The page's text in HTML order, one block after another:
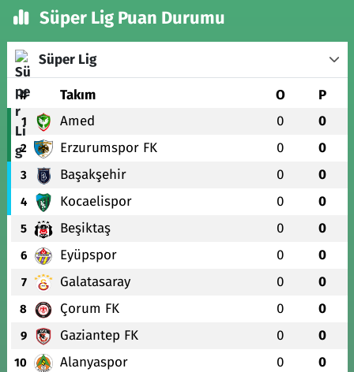
Süper Lig Puan Durumu
Süper Lig
# Takım O P
1 Amed 0 0
2 Erzurumspor FK 0 0
3 Başakşehir 0 0
4 Kocaelispor 0 0
5 Beşiktaş 0 0
6 Eyüpspor 0 0
7 Galatasaray 0 0
8 Çorum FK 0 0
9 Gaziantep FK 0 0
10 Alanyaspor 0 0